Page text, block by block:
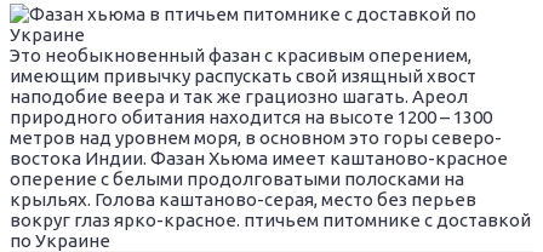
Это необыкновенный фазан с красивым оперением,
имеющим привычку распускать свой изящный хвост
наподобие веера и так же грациозно шагать. Ареол
природного обитания находится на высоте 1200 – 1300
метров над уровнем моря, в основном это горы северо-
востока Индии. Фазан Хьюма имеет каштаново-красное
оперение с белыми продолговатыми полосками на
крыльях. Голова каштаново-серая, место без перьев
вокруг глаз ярко-красное. птичьем питомнике с доставкой
по Украине